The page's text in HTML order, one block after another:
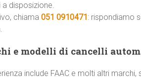
a disposizione.
chiama 051 0910471: rispondiamo
e modelli di cancelli
include FAAC e molti altri